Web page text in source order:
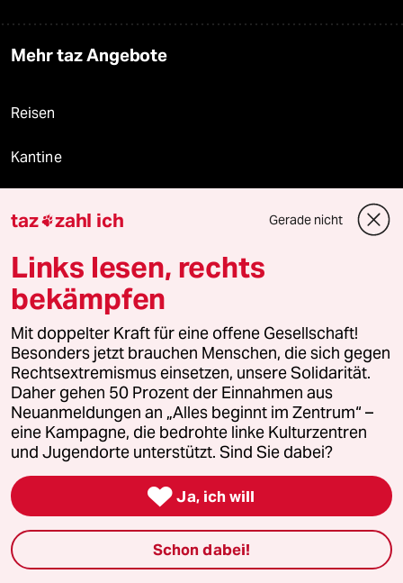
Mehr taz Angebote
Reisen
Kantine
Fragen & Hilfe
Feedback
Aboservice
Downloads für Abonnierende
taz zahl ich Gerade nicht
Links lesen, rechts
bekämpfen
Mit doppelter Kraft für eine offene Gesellschaft!
Besonders jetzt brauchen Menschen, die sich gegen
Rechtsextremismus einsetzen, unsere Solidarität.
Daher gehen 50 Prozent der Einnahmen aus
Neuanmeldungen an „Alles beginnt im Zentrum“ –
eine Kampagne, die bedrohte linke Kulturzentren
und Jugendorte unterstützt. Sind Sie dabei?
 Ja, ich will
Schon dabei!